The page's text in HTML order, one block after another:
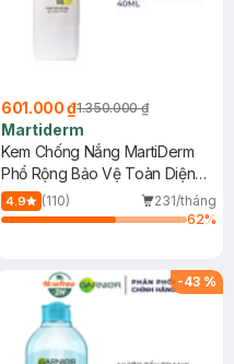
601.000 ₫1.350.000 ₫
Martiderm
Kem Chống Nắng MartiDerm
Phổ Rộng Bảo Vệ Toàn Diện
40ml
4.9 (110)
231/tháng
62%
-43 %